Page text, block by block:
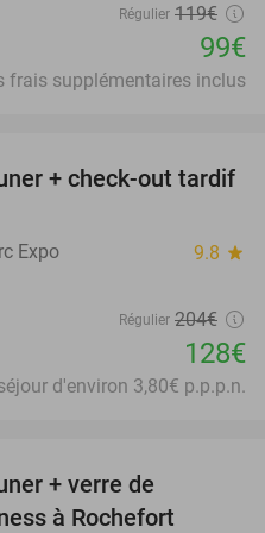
Régulier 119€
99€
frais supplémentaires inclus
37%
+ check-out tardif
Expo 9.8 star
Régulier 204€
128€
d'environ 3,80€ p.p.p.n.
+ verre de
à Rochefort